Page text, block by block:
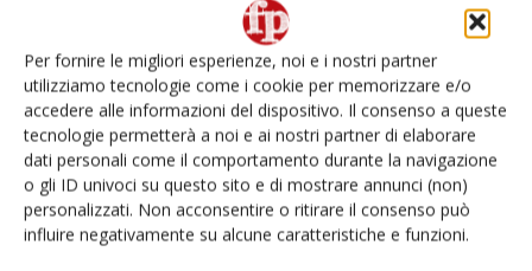
Per fornire le migliori esperienze, noi e i nostri partner
utilizziamo tecnologie come i cookie per memorizzare e/o
accedere alle informazioni del dispositivo. Il consenso a queste
tecnologie permetterà a noi e ai nostri partner di elaborare
dati personali come il comportamento durante la navigazione
o gli ID univoci su questo sito e di mostrare annunci (non)
personalizzati. Non acconsentire o ritirare il consenso può
influire negativamente su alcune caratteristiche e funzioni.
Non è una susina: è Metis… e può rivoluzionare la
categoria
L’ortofrutta di Extra Supermercati tra localismo e
Ai #Repartofresh
Andamento prezzi ortofrutta in Italia al 27 luglio
2026